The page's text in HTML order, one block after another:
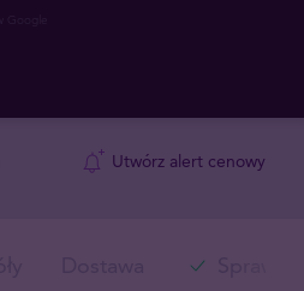
Utwórz alert cenowy